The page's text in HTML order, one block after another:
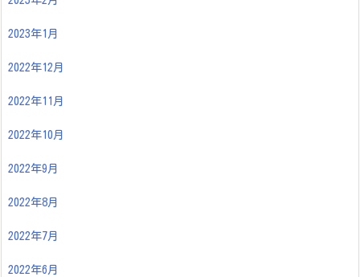
2023年1月
2022年12月
2022年11月
2022年10月
2022年9月
2022年8月
2022年7月
2022年6月